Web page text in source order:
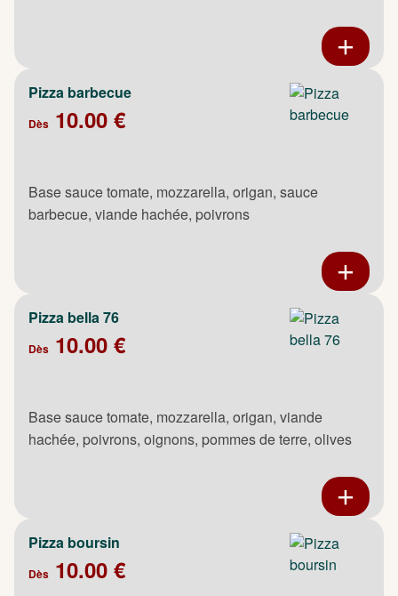
Pizza barbecue
Dès 10.00 €
Base sauce tomate, mozzarella, origan, sauce
barbecue, viande hachée, poivrons
Pizza bella 76
Dès 10.00 €
Base sauce tomate, mozzarella, origan, viande
hachée, poivrons, oignons, pommes de terre, olives
Pizza boursin
Dès 10.00 €